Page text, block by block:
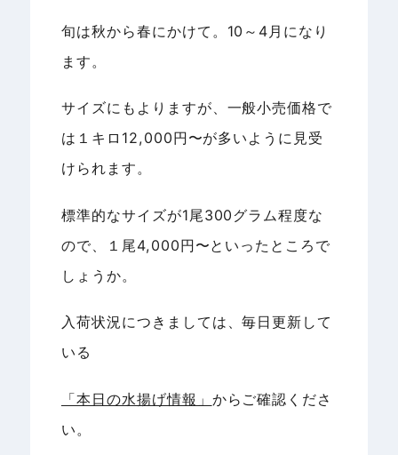
旬は秋から春にかけて。10～4月になり
ます。
サイズにもよりますが、一般小売価格で
は１キロ12,000円〜が多いように見受
けられます。
標準的なサイズが1尾300グラム程度な
ので、１尾4,000円〜といったところで
しょうか。
入荷状況につきましては、毎日更新して
いる
「本日の水揚げ情報」 からご確認くださ
い。